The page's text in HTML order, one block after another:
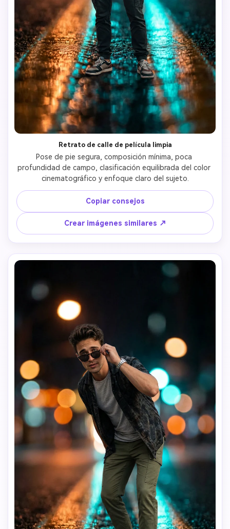
Retrato de calle de película limpia
Pose de pie segura, composición mínima, poca
profundidad de campo, clasificación equilibrada del color
cinematográfico y enfoque claro del sujeto.
Copiar consejos
Crear imágenes similares ↗